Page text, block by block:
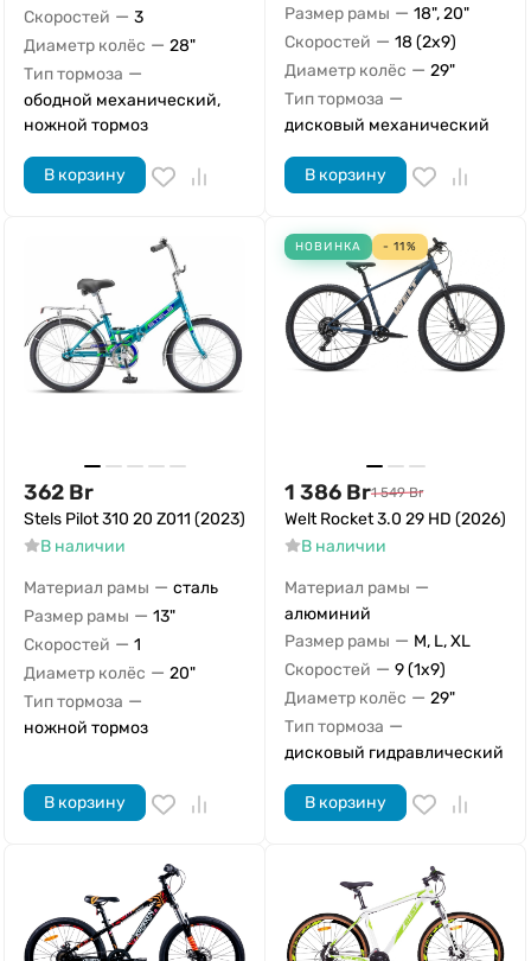
Скоростей — 3
Диаметр колёс — 28"
Тип тормоза —
ободной механический,
ножной тормоз
В корзину
Размер рамы — 18", 20"
Скоростей — 18 (2x9)
Диаметр колёс — 29"
Тип тормоза —
дисковый механический
В корзину
362 Br
Stels Pilot 310 20 Z011 (2023)
В наличии
Материал рамы — сталь
Размер рамы — 13"
Скоростей — 1
Диаметр колёс — 20"
Тип тормоза —
ножной тормоз
В корзину
НОВИНКА - 11%
1 386 Br1 549 Br
Welt Rocket 3.0 29 HD (2026)
В наличии
Материал рамы —
алюминий
Размер рамы — M, L, XL
Скоростей — 9 (1x9)
Диаметр колёс — 29"
Тип тормоза —
дисковый гидравлический
В корзину